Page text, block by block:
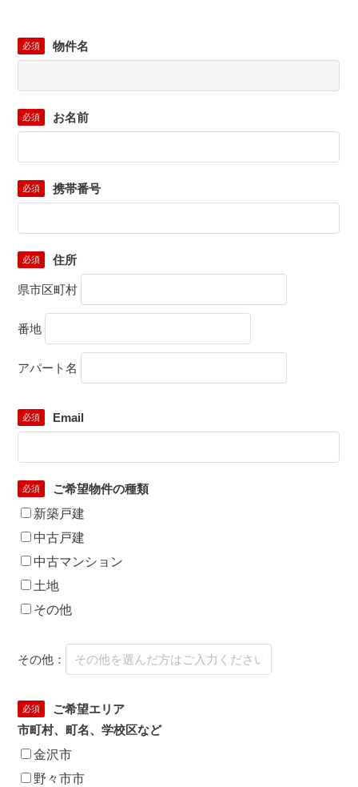
必須 物件名
必須 お名前
必須 携帯番号
必須 住所
県市区町村
番地
アパート名
必須 Email
必須
ご希望物件の種類
新築戸建
中古戸建
中古マンション
土地
その他
その他：
必須
ご希望エリア
市町村、町名、学校区など
金沢市
野々市市